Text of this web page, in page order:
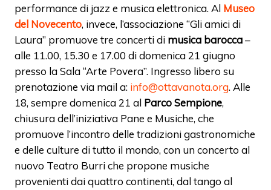
performance di jazz e musica elettronica. Al Museo
del Novecento, invece, l’associazione “Gli amici di
Laura” promuove tre concerti di musica barocca–
alle 11.00, 15.30 e 17.00 di domenica 21 giugno
presso la Sala “Arte Povera”. Ingresso libero su
prenotazione via mail a: info@ottavanota.org. Alle
18, sempre domenica 21 al Parco Sempione,
chiusura dell’iniziativa Pane e Musiche, che
promuove l’incontro delle tradizioni gastronomiche
e delle culture di tutto il mondo, con un concerto al
nuovo Teatro Burri che propone musiche
provenienti dai quattro continenti, dal tango al